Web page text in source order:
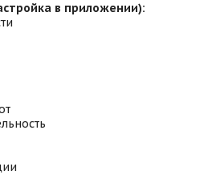
в приложении):